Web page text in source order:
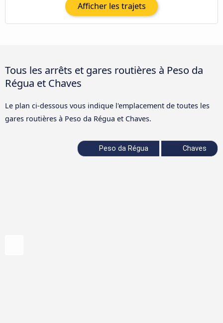
Afficher les trajets
Tous les arrêts et gares routières à Peso da
Régua et Chaves
Le plan ci-dessous vous indique l'emplacement de toutes les
gares routières à Peso da Régua et Chaves.
Peso da Régua Chaves